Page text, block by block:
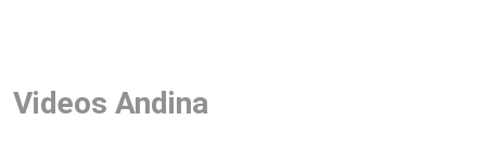
Videos Andina